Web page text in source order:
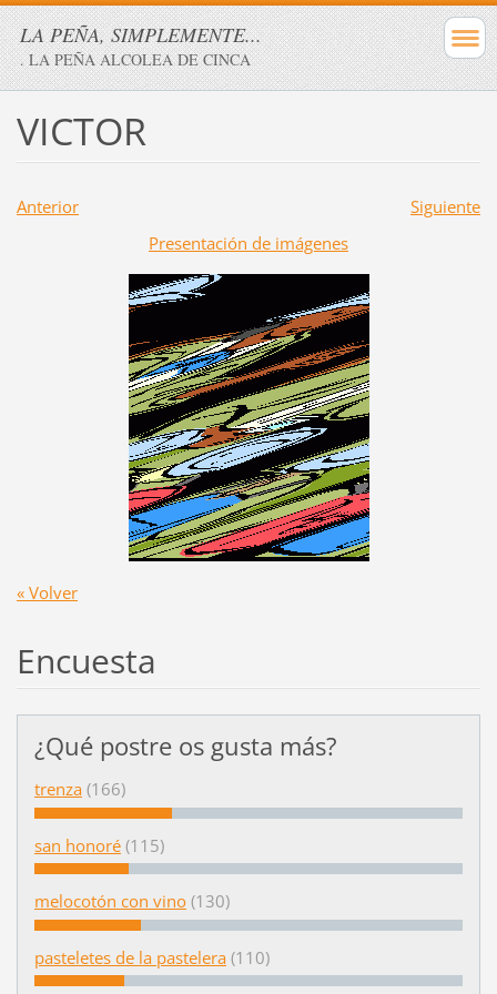
LA PEÑA, SIMPLEMENTE...
. LA PEÑA ALCOLEA DE CINCA
VICTOR
Anterior
Siguiente
Presentación de imágenes
« Volver
Encuesta
¿Qué postre os gusta más?
trenza (166)
san honoré (115)
melocotón con vino (130)
pasteletes de la pastelera (110)